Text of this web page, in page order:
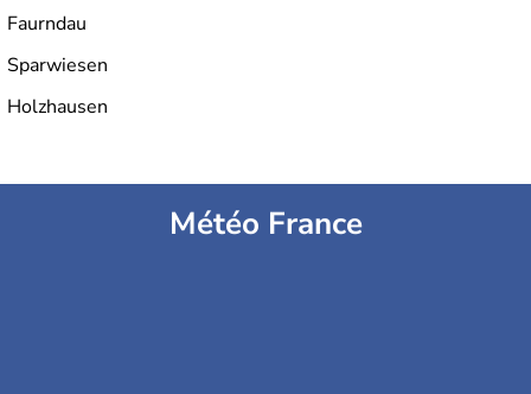
Faurndau
Sparwiesen
Holzhausen
Météo France